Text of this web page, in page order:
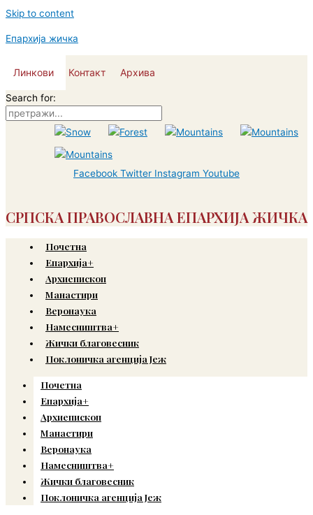
Skip to content
Епархија жичка
Линкови Контакт Архива
Search for:
Facebook Twitter Instagram Youtube
СРПСКА ПРАВОСЛАВНА ЕПАРХИЈА ЖИЧКА
Почетна
Епархија+
Архиепископ
Манастири
Веронаука
Намесништва+
Жички благовесник
Поклоничка агенција Јеж
Почетна
Епархија+
Архиепископ
Манастири
Веронаука
Намесништва+
Жички благовесник
Поклоничка агенција Јеж